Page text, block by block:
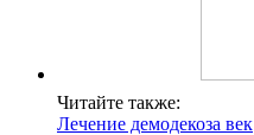
Читайте также:
Лечение демодекоза век